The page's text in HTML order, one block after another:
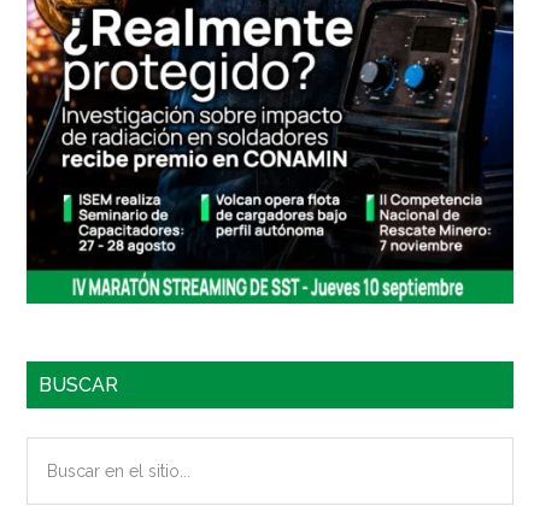
BUSCAR